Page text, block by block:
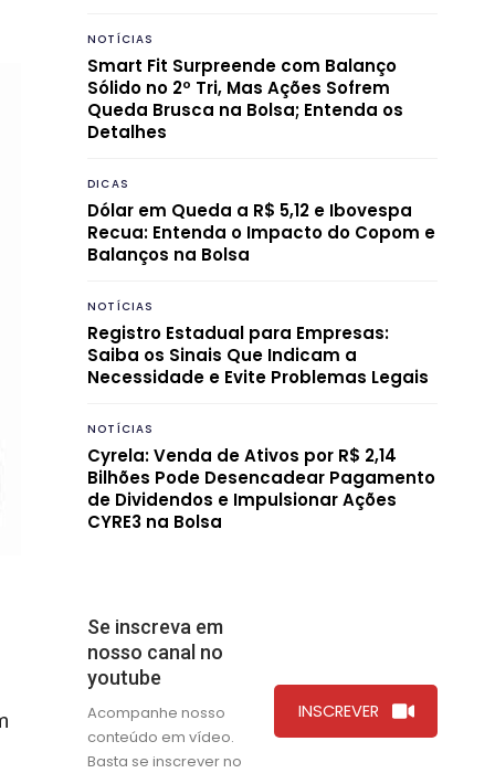
NOTÍCIAS
Smart Fit Surpreende com Balanço
Sólido no 2º Tri, Mas Ações Sofrem
Queda Brusca na Bolsa; Entenda os
Detalhes
DICAS
Dólar em Queda a R$ 5,12 e Ibovespa
Recua: Entenda o Impacto do Copom e
Balanços na Bolsa
NOTÍCIAS
Registro Estadual para Empresas:
Saiba os Sinais Que Indicam a
Necessidade e Evite Problemas Legais
NOTÍCIAS
Cyrela: Venda de Ativos por R$ 2,14
Bilhões Pode Desencadear Pagamento
de Dividendos e Impulsionar Ações
CYRE3 na Bolsa
Se inscreva em
nosso canal no
youtube
Acompanhe nosso
conteúdo em vídeo.
Basta se inscrever no
INSCREVER